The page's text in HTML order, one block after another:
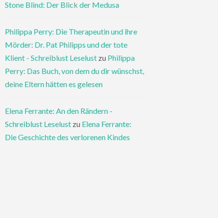
Stone Blind: Der Blick der Medusa
Philippa Perry: Die Therapeutin und ihre
Mörder: Dr. Pat Philipps und der tote
Klient - Schreiblust Leselust zu Philippa
Perry: Das Buch, von dem du dir wünschst,
deine Eltern hätten es gelesen
Elena Ferrante: An den Rändern -
Schreiblust Leselust zu Elena Ferrante:
Die Geschichte des verlorenen Kindes